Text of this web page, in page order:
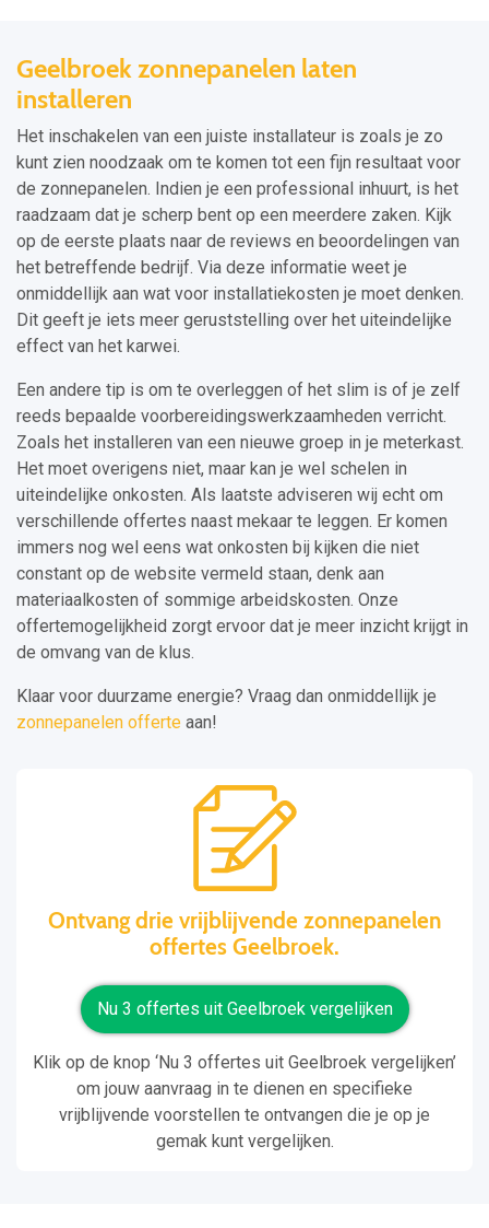
Geelbroek zonnepanelen laten
installeren
Het inschakelen van een juiste installateur is zoals je zo
kunt zien noodzaak om te komen tot een fijn resultaat voor
de zonnepanelen. Indien je een professional inhuurt, is het
raadzaam dat je scherp bent op een meerdere zaken. Kijk
op de eerste plaats naar de reviews en beoordelingen van
het betreffende bedrijf. Via deze informatie weet je
onmiddellijk aan wat voor installatiekosten je moet denken.
Dit geeft je iets meer geruststelling over het uiteindelijke
effect van het karwei.
Een andere tip is om te overleggen of het slim is of je zelf
reeds bepaalde voorbereidingswerkzaamheden verricht.
Zoals het installeren van een nieuwe groep in je meterkast.
Het moet overigens niet, maar kan je wel schelen in
uiteindelijke onkosten. Als laatste adviseren wij echt om
verschillende offertes naast mekaar te leggen. Er komen
immers nog wel eens wat onkosten bij kijken die niet
constant op de website vermeld staan, denk aan
materiaalkosten of sommige arbeidskosten. Onze
offertemogelijkheid zorgt ervoor dat je meer inzicht krijgt in
de omvang van de klus.
Klaar voor duurzame energie? Vraag dan onmiddellijk je
zonnepanelen offerte aan!
Ontvang drie vrijblijvende zonnepanelen
offertes Geelbroek.
Nu 3 offertes uit Geelbroek vergelijken
Klik op de knop ‘Nu 3 offertes uit Geelbroek vergelijken’
om jouw aanvraag in te dienen en specifieke
vrijblijvende voorstellen te ontvangen die je op je
gemak kunt vergelijken.